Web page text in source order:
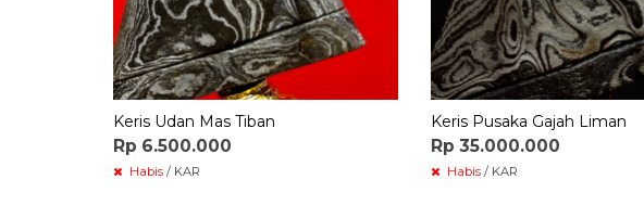
Keris Udan Mas Tiban
Rp 6.500.000
Habis / KAR
Keris Pusaka Gajah Liman
Rp 35.000.000
Habis / KAR